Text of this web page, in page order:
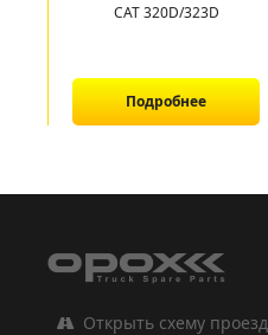
CAT 320D/323D
Подробнее
Открыть схему